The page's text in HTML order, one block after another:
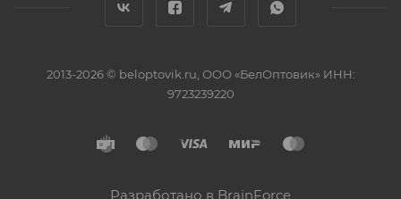
2013-2026 © beloptovik.ru, ООО «БелОптовик» ИНН:
9723239220
Разработано в BrainForce